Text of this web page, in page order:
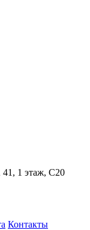
41, 1 этаж, С20
Контакты